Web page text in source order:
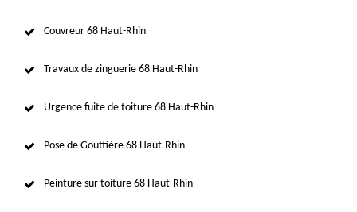
Couvreur 68 Haut-Rhin
Travaux de zinguerie 68 Haut-Rhin
Urgence fuite de toiture 68 Haut-Rhin
Pose de Gouttière 68 Haut-Rhin
Peinture sur toiture 68 Haut-Rhin